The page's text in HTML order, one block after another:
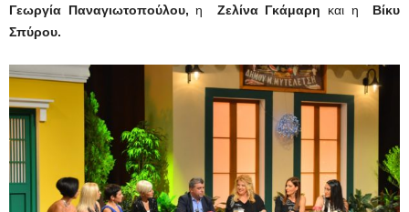
Γεωργία Παναγιωτοπούλου, η Ζελίνα Γκάμαρη και η Βίκυ
Σπύρου.